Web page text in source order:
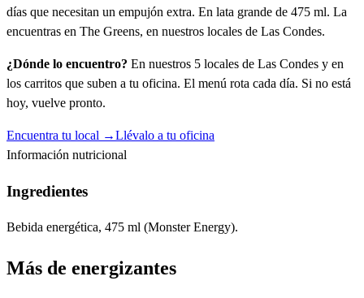
días que necesitan un empujón extra. En lata grande de 475 ml. La
encuentras en The Greens, en nuestros locales de Las Condes.
¿Dónde lo encuentro? En nuestros 5 locales de Las Condes y en
los carritos que suben a tu oficina. El menú rota cada día. Si no está
hoy, vuelve pronto.
Encuentra tu local →Llévalo a tu oficina
Información nutricional
Ingredientes
Bebida energética, 475 ml (Monster Energy).
Más de energizantes